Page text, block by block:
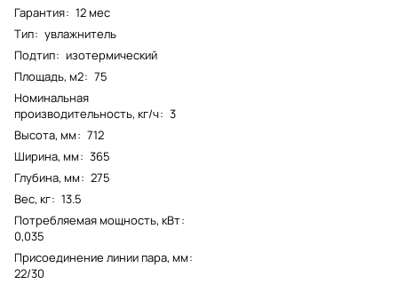
Гарантия: 12 мес
Тип: увлажнитель
Подтип: изотермический
Площадь, м2: 75
Номинальная
производительность, кг/ч: 3
Высота, мм: 712
Ширина, мм: 365
Глубина, мм: 275
Вес, кг: 13.5
Потребляемая мощность, кВт:
0,035
Присоединение линии пара, мм:
22/30